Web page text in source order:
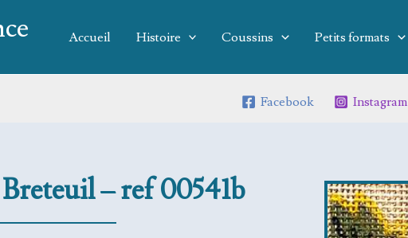
Accueil Histoire Coussins Petits formats
Facebook Instagram
Breteuil – ref 00541b